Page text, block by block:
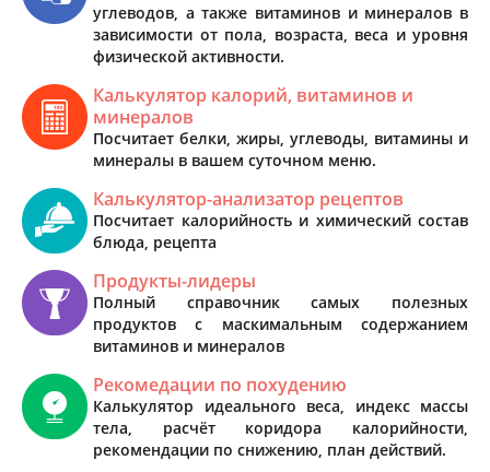
углеводов, а также витаминов и минералов в
зависимости от пола, возраста, веса и уровня
физической активности.
Калькулятор калорий, витаминов и
минералов
Посчитает белки, жиры, углеводы, витамины и
минералы в вашем суточном меню.
Калькулятор-анализатор рецептов
Посчитает калорийность и химический состав
блюда, рецепта
Продукты-лидеры
Полный справочник самых полезных
продуктов с маскимальным содержанием
витаминов и минералов
Рекомедации по похудению
Калькулятор идеального веса, индекс массы
тела, расчёт коридора калорийности,
рекомендации по снижению, план действий.